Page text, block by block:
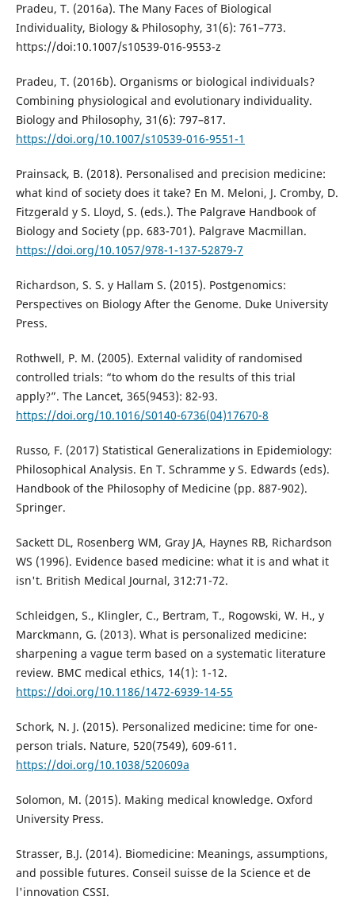
Pradeu, T. (2016a). The Many Faces of Biological
Individuality, Biology & Philosophy, 31(6): 761–773.
https://doi:10.1007/s10539-016-9553-z
Pradeu, T. (2016b). Organisms or biological individuals?
Combining physiological and evolutionary individuality.
Biology and Philosophy, 31(6): 797–817.
https://doi.org/10.1007/s10539-016-9551-1
Prainsack, B. (2018). Personalised and precision medicine:
what kind of society does it take? En M. Meloni, J. Cromby, D.
Fitzgerald y S. Lloyd, S. (eds.). The Palgrave Handbook of
Biology and Society (pp. 683-701). Palgrave Macmillan.
https://doi.org/10.1057/978-1-137-52879-7
Richardson, S. S. y Hallam S. (2015). Postgenomics:
Perspectives on Biology After the Genome. Duke University
Press.
Rothwell, P. M. (2005). External validity of randomised
controlled trials: “to whom do the results of this trial
apply?”. The Lancet, 365(9453): 82-93.
https://doi.org/10.1016/S0140-6736(04)17670-8
Russo, F. (2017) Statistical Generalizations in Epidemiology:
Philosophical Analysis. En T. Schramme y S. Edwards (eds).
Handbook of the Philosophy of Medicine (pp. 887-902).
Springer.
Sackett DL, Rosenberg WM, Gray JA, Haynes RB, Richardson
WS (1996). Evidence based medicine: what it is and what it
isn't. British Medical Journal, 312:71-72.
Schleidgen, S., Klingler, C., Bertram, T., Rogowski, W. H., y
Marckmann, G. (2013). What is personalized medicine:
sharpening a vague term based on a systematic literature
review. BMC medical ethics, 14(1): 1-12.
https://doi.org/10.1186/1472-6939-14-55
Schork, N. J. (2015). Personalized medicine: time for one-
person trials. Nature, 520(7549), 609-611.
https://doi.org/10.1038/520609a
Solomon, M. (2015). Making medical knowledge. Oxford
University Press.
Strasser, B.J. (2014). Biomedicine: Meanings, assumptions,
and possible futures. Conseil suisse de la Science et de
l'innovation CSSI.